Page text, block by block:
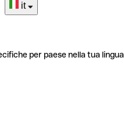
it
per paese nella tua lingua